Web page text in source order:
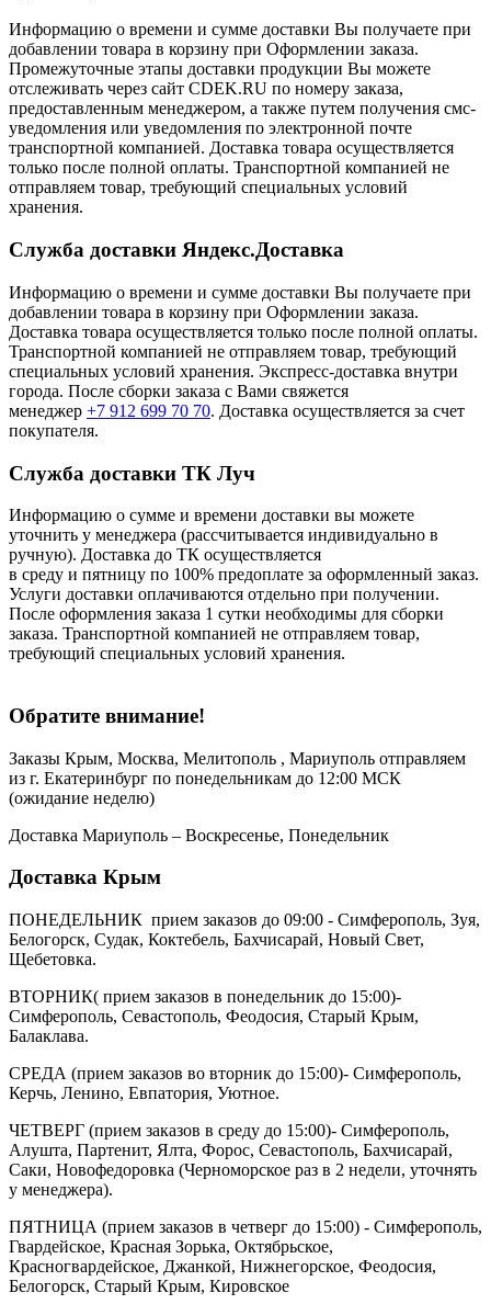
Информацию о времени и сумме доставки Вы получаете при
добавлении товара в корзину при Оформлении заказа.
Промежуточные этапы доставки продукции Вы можете
отслеживать через сайт CDEK.RU по номеру заказа,
предоставленным менеджером, а также путем получения смс-
уведомления или уведомления по электронной почте
транспортной компанией. Доставка товара осуществляется
только после полной оплаты. Транспортной компанией не
отправляем товар, требующий специальных условий
хранения.
Служба доставки Яндекс.Доставка
Информацию о времени и сумме доставки Вы получаете при
добавлении товара в корзину при Оформлении заказа.
Доставка товара осуществляется только после полной оплаты.
Транспортной компанией не отправляем товар, требующий
специальных условий хранения. Экспресс-доставка внутри
города. После сборки заказа с Вами свяжется
менеджер +7 912 699 70 70. Доставка осуществляется за счет
покупателя.
Служба доставки ТК Луч
Информацию о сумме и времени доставки вы можете
уточнить у менеджера (рассчитывается индивидуально в
ручную). Доставка до ТК осуществляется
в среду и пятницу по 100% предоплате за оформленный заказ.
Услуги доставки оплачиваются отдельно при получении.
После оформления заказа 1 сутки необходимы для сборки
заказа. Транспортной компанией не отправляем товар,
требующий специальных условий хранения.
Обратите внимание!
Заказы Крым, Москва, Мелитополь , Мариуполь отправляем
из г. Екатеринбург по понедельникам до 12:00 МСК
(ожидание неделю)
Доставка Мариуполь – Воскресенье, Понедельник
Доставка Крым
ПОНЕДЕЛЬНИК прием заказов до 09:00 - Симферополь, Зуя,
Белогорск, Судак, Коктебель, Бахчисарай, Новый Свет,
Щебетовка.
ВТОРНИК( прием заказов в понедельник до 15:00)-
Симферополь, Севастополь, Феодосия, Старый Крым,
Балаклава.
СРЕДА (прием заказов во вторник до 15:00)- Симферополь,
Керчь, Ленино, Евпатория, Уютное.
ЧЕТВЕРГ (прием заказов в среду до 15:00)- Симферополь,
Алушта, Партенит, Ялта, Форос, Севастополь, Бахчисарай,
Саки, Новофедоровка (Черноморское раз в 2 недели, уточнять
у менеджера).
ПЯТНИЦА (прием заказов в четверг до 15:00) - Симферополь,
Гвардейское, Красная Зорька, Октябрьское,
Красногвардейское, Джанкой, Нижнегорское, Феодосия,
Белогорск, Старый Крым, Кировское